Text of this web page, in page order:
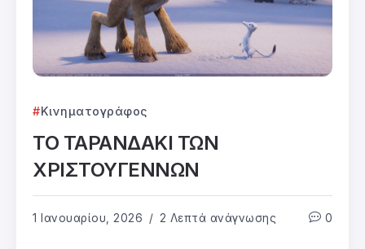
Κινηματογράφος
ΤΟ ΤΑΡΑΝΔΑΚΙ ΤΩΝ
ΧΡΙΣΤΟΥΓΕΝΝΩΝ
1 Ιανουαρίου, 2026 2 Λεπτά ανάγνωσης 0